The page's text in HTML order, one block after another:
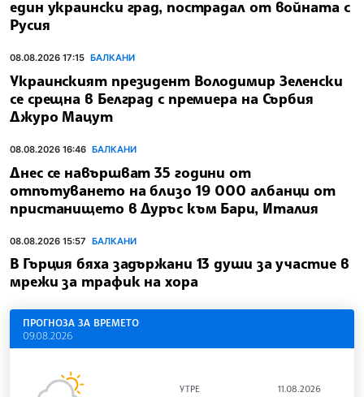
един украински град, пострадал от войната с
Русия
08.08.2026 17:15 БАЛКАНИ
Украинският президент Володимир Зеленски
се срещна в Белград с премиера на Сърбия
Джуро Мацут
08.08.2026 16:46 БАЛКАНИ
Днес се навършват 35 години от
отпътуването на близо 19 000 албанци от
пристанището в Дуръс към Бари, Италия
08.08.2026 15:57 БАЛКАНИ
В Гърция бяха задържани 13 души за участие в
мрежи за трафик на хора
ПРОГНОЗА ЗА ВРЕМЕТО
09.08.2026
УТРЕ 11.08.2026